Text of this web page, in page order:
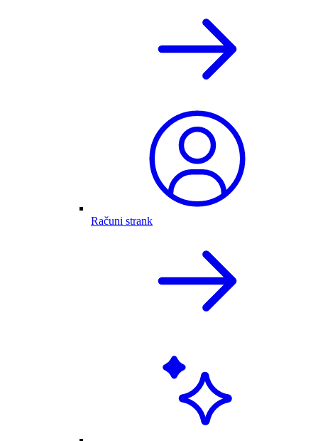
Računi strank